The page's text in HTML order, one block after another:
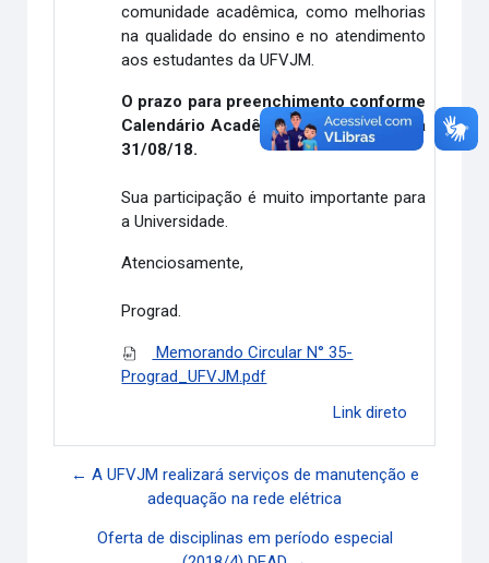
comunidade acadêmica, como melhorias
na qualidade do ensino e no atendimento
aos estudantes da UFVJM.
O prazo para preenchimento conforme
Calendário Acadêmico será de 06/08 a
31/08/18.
Sua participação é muito importante para
a Universidade.
Atenciosamente,
Prograd.
Memorando Circular N° 35-
Prograd_UFVJM.pdf
Link direto
← A UFVJM realizará serviços de manutenção e
adequação na rede elétrica
Oferta de disciplinas em período especial